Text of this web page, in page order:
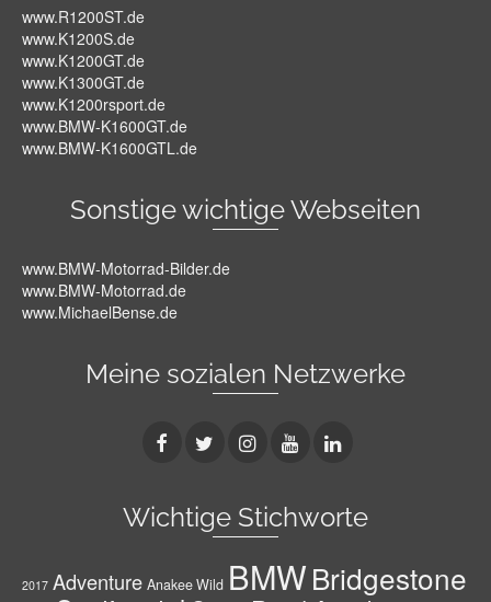
www.R1200ST.de
www.K1200S.de
www.K1200GT.de
www.K1300GT.de
www.K1200rsport.de
www.BMW-K1600GT.de
www.BMW-K1600GTL.de
Sonstige wichtige Webseiten
www.BMW-Motorrad-Bilder.de
www.BMW-Motorrad.de
www.MichaelBense.de
Meine sozialen Netzwerke
Wichtige Stichworte
2017 Adventure Anakee Wild BMWBridgestone